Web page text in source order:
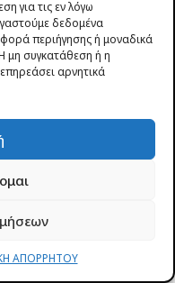
για τις εν λόγω
δεδομένα
περιήγησης ή μοναδικά
μη συγκατάθεση ή η
αρνητικά
ΑΠΟΡΡΗΤΟΥ
η συνεχής
και η
και μεγάλωσε